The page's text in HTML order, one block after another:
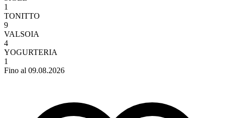
1
TONITTO
9
VALSOIA
4
YOGURTERIA
1
Fino al 09.08.2026